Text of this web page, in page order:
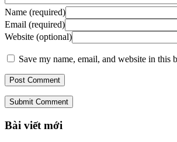
Name (required)
Email (required)
Website (optional)
Save my name, email, and website in this
Submit Comment
Bài viết mới